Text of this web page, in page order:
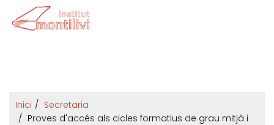
Inici
Secretaria
Proves d'accés als cicles formatius de grau mitjà i